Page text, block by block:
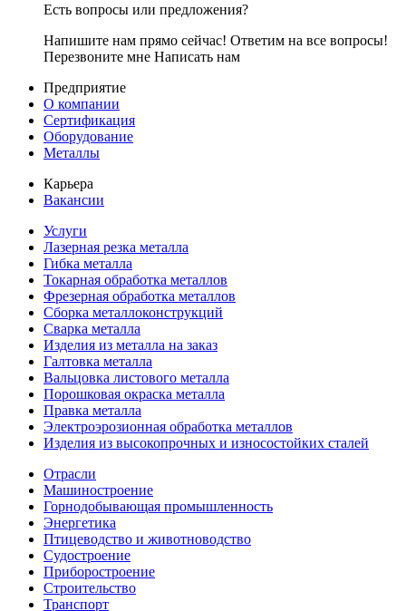
Есть вопросы или предложения?
Напишите нам прямо сейчас! Ответим на все вопросы!
Перезвоните мне Написать нам
Предприятие
О компании
Сертификация
Оборудование
Металлы
Карьера
Вакансии
Услуги
Лазерная резка металла
Гибка металла
Токарная обработка металлов
Фрезерная обработка металлов
Сборка металлоконструкций
Сварка металла
Изделия из металла на заказ
Галтовка металла
Вальцовка листового металла
Порошковая окраска металла
Правка металла
Электроэрозионная обработка металлов
Изделия из высокопрочных и износостойких сталей
Отрасли
Машиностроение
Горнодобывающая промышленность
Энергетика
Птицеводство и животноводство
Судостроение
Приборостроение
Строительство
Транспорт